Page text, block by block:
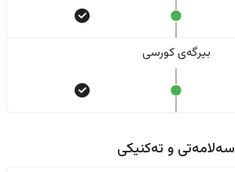
بیرگەی کورسی
سەلامەتی و تەکنیکی